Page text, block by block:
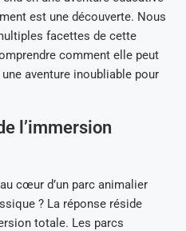
est une découverte. Nous
facettes de cette
comment elle peut
aventure inoubliable pour
l’immersion
cœur d’un parc animalier
? La réponse réside
totale. Les parcs